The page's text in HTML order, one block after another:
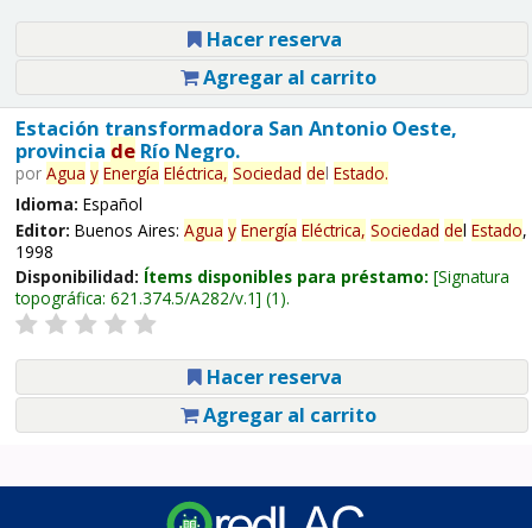
Hacer reserva
Agregar al carrito
Estación transformadora San Antonio Oeste,
provincia deRío Negro.
por Agua y Energía Eléctrica, Sociedad del Estado.
Idioma: Español
Editor: Buenos Aires: Agua y Energía Eléctrica, Sociedad del Estado,
1998
Disponibilidad: Ítems disponibles para préstamo: Signatura
topográfica: 621.374.5/A282/v.1 (1).
Hacer reserva
Agregar al carrito